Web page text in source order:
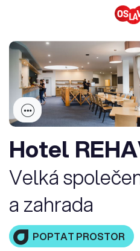
Hotel
Velká
a zahrada
POPTAT PROSTOR